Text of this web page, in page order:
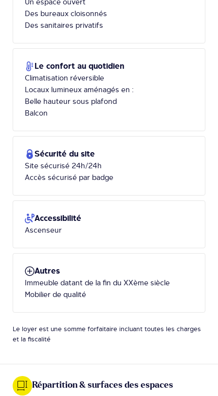
Un espace ouvert
Des bureaux cloisonnés
Des sanitaires privatifs
Le confort au quotidien
Climatisation réversible
Locaux lumineux aménagés en :
Belle hauteur sous plafond
Balcon
Sécurité du site
Site sécurisé 24h/24h
Accès sécurisé par badge
Accessibilité
Ascenseur
Autres
Immeuble datant de la fin du XXème siècle
Mobilier de qualité
Le loyer est une somme forfaitaire incluant toutes les charges
et la fiscalité
Répartition & surfaces des espaces